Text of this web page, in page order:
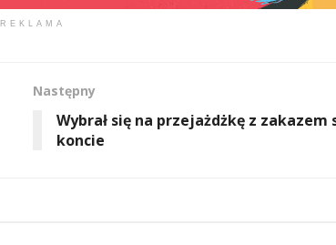
REKLAMA
Następny
Wybrał się na przejażdżkę z zakazem
koncie